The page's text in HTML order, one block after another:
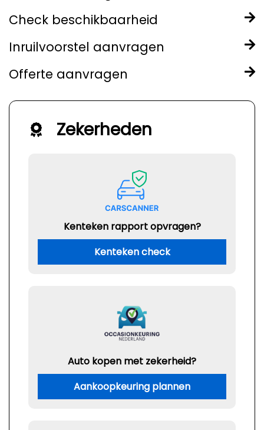
Check beschikbaarheid
Inruilvoorstel aanvragen
Offerte aanvragen
Zekerheden
Kenteken rapport opvragen?
Kenteken check
Auto kopen met zekerheid?
Aankoopkeuring plannen